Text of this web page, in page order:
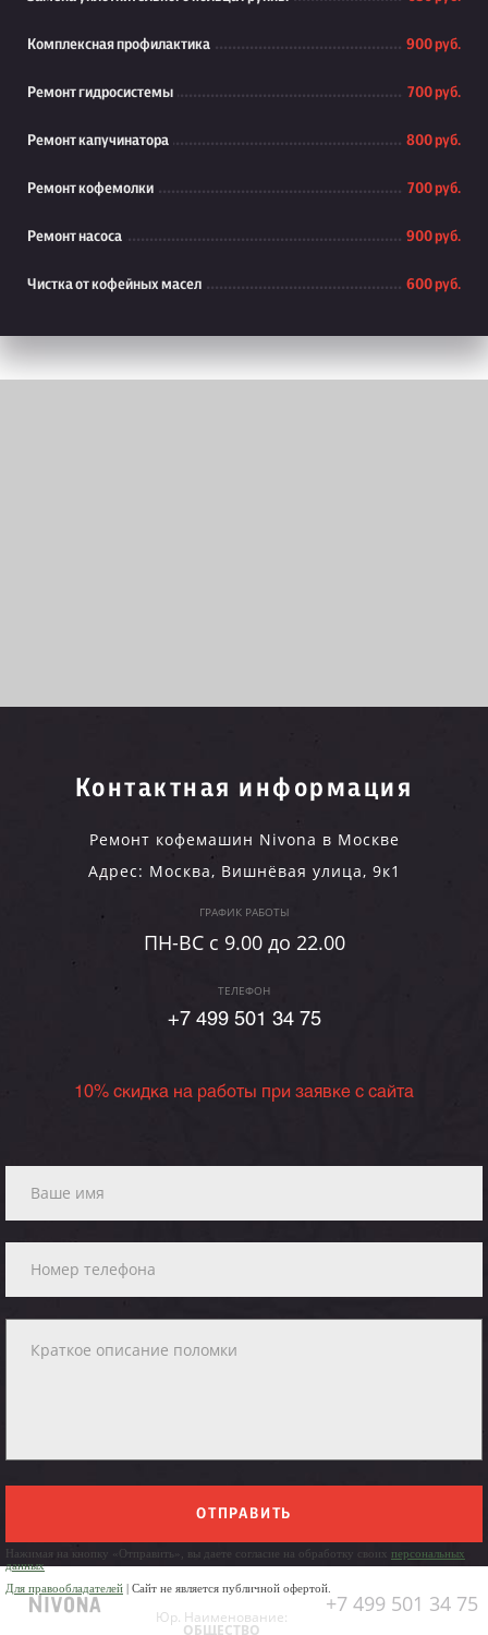
Комплексная профилактика 900 руб.
Ремонт гидросистемы 700 руб.
Ремонт капучинатора 800 руб.
Ремонт кофемолки 700 руб.
Ремонт насоса 900 руб.
Чистка от кофейных масел 600 руб.
Контактная информация
Ремонт кофемашин Nivona в Москве
Адрес: Москва, Вишнёвая улица, 9к1
ГРАФИК РАБОТЫ
ПН-ВC c 9.00 до 22.00
ТЕЛЕФОН
+7 499 501 34 75
10% скидка на работы при заявке с сайта
ОТПРАВИТЬ
Нажимая на кнопку «Отправить», вы даете согласие на обработку своих персональных
данных
Для правообладателей | Сайт не является публичной офертой.
+7 499 501 34 75
Юр. Наименование:
ОБЩЕСТВО